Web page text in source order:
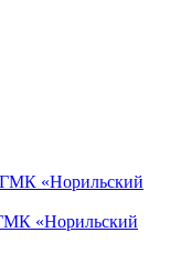
«Норильский
«Норильский